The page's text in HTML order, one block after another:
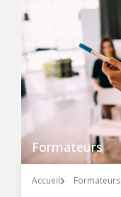
Formateurs
Accueil Formateurs